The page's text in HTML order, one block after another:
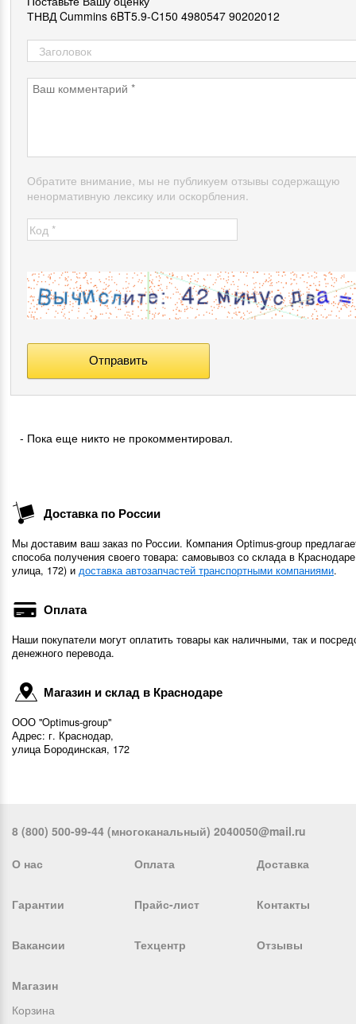
ТНВД Cummins 6BT5.9-C150 4980547 90202012
Обратите внимание, мы не публикуем отзывы содержащую
ненормативную лексику или оскорбления.
- Пока еще никто не прокомментировал.
Доставка по России
Мы доставим ваш заказ по России. Компания Optimus-group
способа получения своего товара: самовывоз со склада в
улица, 172) и доставка автозапчастей транспортными компаниями.
Оплата
Наши покупатели могут оплатить товары как наличными, так и
денежного перевода.
Магазин и склад в Краснодаре
ООО "Optimus-group"
Адрес: г. Краснодар,
улица Бородинская, 172
8 (800) 500-99-44 (многоканальный) 2040050@mail.ru
О нас Оплата Доставка
Гарантии Прайс-лист Контакты
Вакансии Техцентр Отзывы
Магазин
Корзина